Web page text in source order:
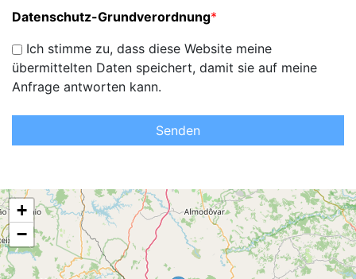
Datenschutz-Grundverordnung*
Ich stimme zu, dass diese Website meine
übermittelten Daten speichert, damit sie auf meine
Anfrage antworten kann.
Senden
+
−